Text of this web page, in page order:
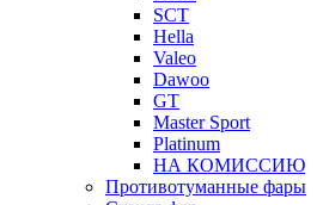
SCT
Hella
Valeo
Dawoo
GT
Master Sport
Platinum
НА КОМИССИЮ
Противотуманные фары